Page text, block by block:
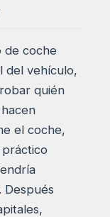
de coche
del vehículo,
quién
el coche,
Después